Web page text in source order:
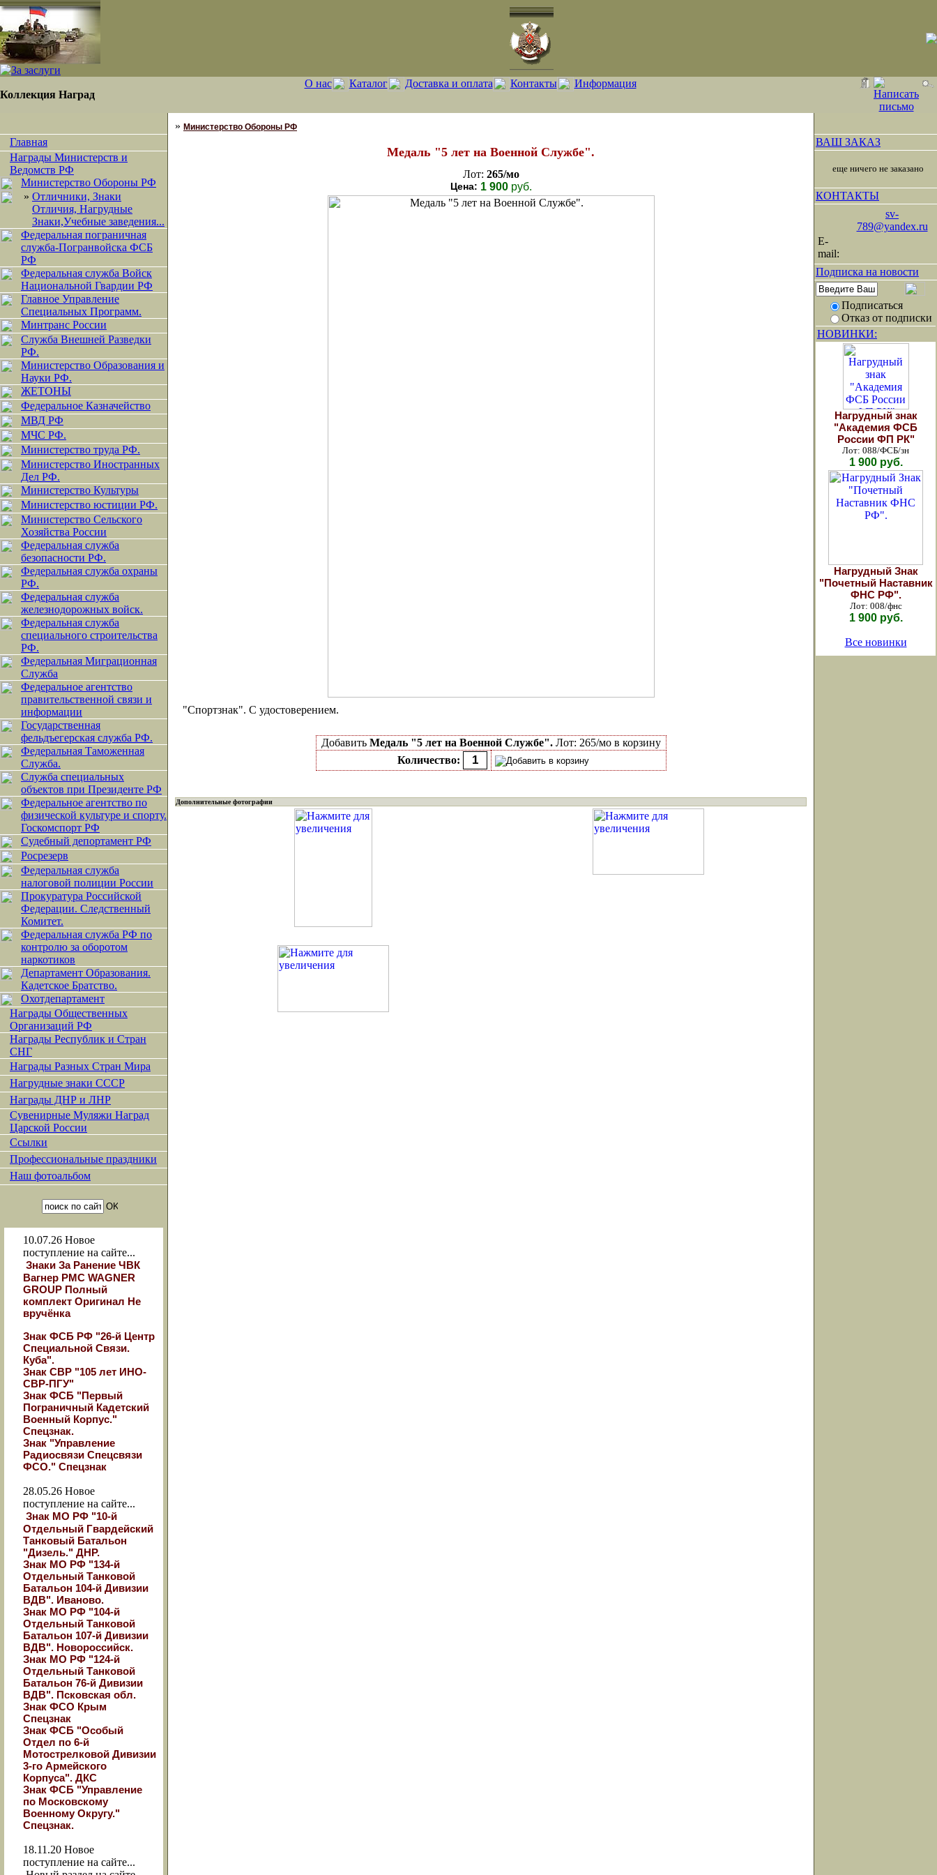
Коллекция Наград
О нас Каталог Доставка и оплата Контакты Информация
Главная
Награды Министерств и
Ведомств РФ
Министерство Обороны РФ
» Отличники, Знаки
Отличия, Нагрудные
Знаки,Учебные заведения...
Федеральная пограничная
служба-Погранвойска ФСБ
РФ
Федеральная служба Войск
Национальной Гвардии РФ
Главное Управление
Специальных Программ.
Минтранс России
Служба Внешней Разведки
РФ.
Министерство Образования и
Науки РФ.
ЖЕТОНЫ
Федеральное Казначейство
МВД РФ
МЧС РФ.
Министерство труда РФ.
Министерство Иностранных
Дел РФ.
Министерство Культуры
Министерство юстиции РФ.
Министерство Сельского
Хозяйства России
Федеральная служба
безопасности РФ.
Федеральная служба охраны
РФ.
Федеральная служба
железнодорожных войск.
Федеральная служба
специального строительства
РФ.
Федеральная Миграционная
Служба
Федеральное агентство
правительственной связи и
информации
Государственная
фельдъегерская служба РФ.
Федеральная Таможенная
Служба.
Служба специальных
объектов при Президенте РФ
Федеральное агентство по
физической культуре и спорту.
Госкомспорт РФ
Судебный депортамент РФ
Росрезерв
Федеральная служба
налоговой полиции России
Прокуратура Российской
Федерации. Следственный
Комитет.
Федеральная служба РФ по
контролю за оборотом
наркотиков
Департамент Образования.
Кадетское Братство.
Охотдепартамент
Награды Общественных
Организаций РФ
Награды Республик и Стран
СНГ
Награды Разных Стран Мира
Нагрудные знаки СССР
Награды ДНР и ЛНР
Сувенирные Муляжи Наград
Царской России
Ссылки
Профессиональные праздники
Наш фотоальбом
10.07.26 Новое
поступление на сайте...
Знаки За Ранение ЧВК
Вагнер РМС WAGNER
GROUP Полный
комплект Оригинал Не
вручёнка
Знак ФСБ РФ "26-й Центр
Специальной Связи.
Куба".
Знак СВР "105 лет ИНО-
СВР-ПГУ"
Знак ФСБ "Первый
Пограничный Кадетский
Военный Корпус."
Спецзнак.
Знак "Управление
Радиосвязи Спецсвязи
ФСО." Спецзнак
28.05.26 Новое
поступление на сайте...
Знак МО РФ "10-й
Отдельный Гвардейский
Танковый Батальон
"Дизель." ДНР.
Знак МО РФ "134-й
Отдельный Танковой
Батальон 104-й Дивизии
ВДВ". Иваново.
Знак МО РФ "104-й
Отдельный Танковой
Батальон 107-й Дивизии
ВДВ". Новороссийск.
Знак МО РФ "124-й
Отдельный Танковой
Батальон 76-й Дивизии
ВДВ". Псковская обл.
Знак ФСО Крым
Спецзнак
Знак ФСБ "Особый
Отдел по 6-й
Мотострелковой Дивизии
3-го Армейского
Корпуса". ДКС
Знак ФСБ "Управление
по Московскому
Военному Округу."
Спецзнак.
18.11.20 Новое
поступление на сайте...
» Министерство Обороны РФ
Медаль "5 лет на Военной Службе".
Лот: 265/мо
Цена: 1 900руб.
"Спортзнак". С удостоверением.
Добавить Медаль "5 лет на Военной Службе".Лот: 265/мо в корзину
Количество:
Дополнительные фотографии
ВАШ ЗАКАЗ
еще ничего не заказано
КОНТАКТЫ
sv-
789@yandex.ru
E-
mail:
Подписка на новости
Подписаться
Отказ от подписки
НОВИНКИ:
Нагрудный знак
"Академия ФСБ
России ФП РК"
Лот: 088/ФСБ/зн
1 900 руб.
Нагрудный Знак
"Почетный Наставник
ФНС РФ".
Лот: 008/фнс
1 900 руб.
Все новинки